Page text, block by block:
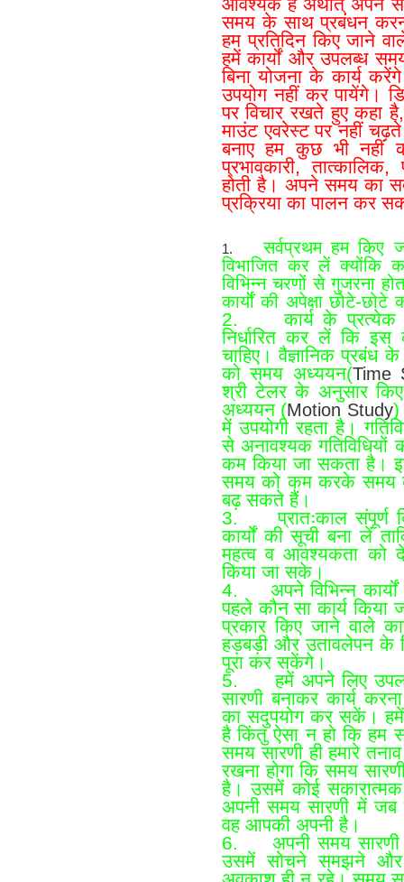
समय के साथ प्रबंधन
हम प्रतिदिन किए जाने
हमें कार्यों और उपलब्ध
बिना योजना के कार्य
उपयोग नहीं कर पायेंगे।
पर विचार रखते हुए कहा
माउंट एवरेस्ट पर नहीं
बनाए हम कुछ भी नहीं
प्रभावकारी,
होती है। अपने समय का
प्रक्रिया का पालन कर
1.
सर्वप्रथम हम किए
विभाजित कर लें क्योंकि
विभिन्न चरणों से गुजरना
कार्याें की अपेक्षा छोटे-छोटे
2. कार्य के प्रत्येक
निर्धारित कर लें कि इस
चाहिए। वैज्ञानिक
को समय अध्ययन(Time
श्री टेलर के अनुसार किए
अध्ययन (Motion Study)
में उपयोगी रहता है।
से अनावश्यक
कम किया जा सकता है।
समय को कम करके समय
बढ़ सकते हैं।
3. प्रातःकाल संपूर्ण
कार्यों की सूची बना लें
महत्व व आवश्यकता को
किया जा सके।
4. अपने विभिन्न कार्यों
पहले कौन सा कार्य
प्रकार किए जाने वाले
हड़बड़ी और उतावलेपन के
पूरा कर सकेंगे।
5. हमें अपने लिए
सारणी बनाकर कार्य
का सदुपयोग कर सकें। हमें
है किंतु ऐसा न हो कि हम
समय सारणी ही हमारे
रखना होगा कि समय
है। उसमें कोई
अपनी समय सारणी में
वह आपकी अपनी है।
6. अपनी समय सारणी
उसमें सोचने समझने और